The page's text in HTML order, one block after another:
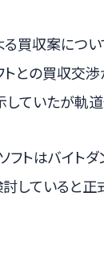
る買収案につ
トとの買収交
ていたが軌道
フトはバイト
していると